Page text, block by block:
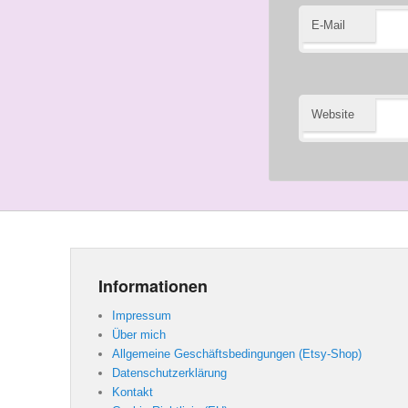
E-Mail
Website
Informationen
Impressum
Über mich
Allgemeine Geschäftsbedingungen (Etsy-Shop)
Datenschutzerklärung
Kontakt